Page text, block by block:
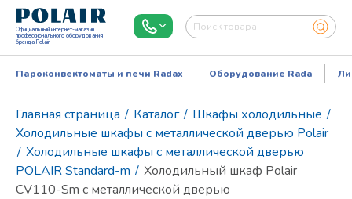
Официальный интернет-магазин
профессионального оборудования
бренда Polair
Пароконвектоматы и печи Radax Оборудование Rada
Главная страница / Каталог / Шкафы холодильные /
Холодильные шкафы с металлической дверью Polair
/ Холодильные шкафы с металлической дверью
POLAIR Standard-m / Холодильный шкаф Polair
CV110-Sm с металлической дверью